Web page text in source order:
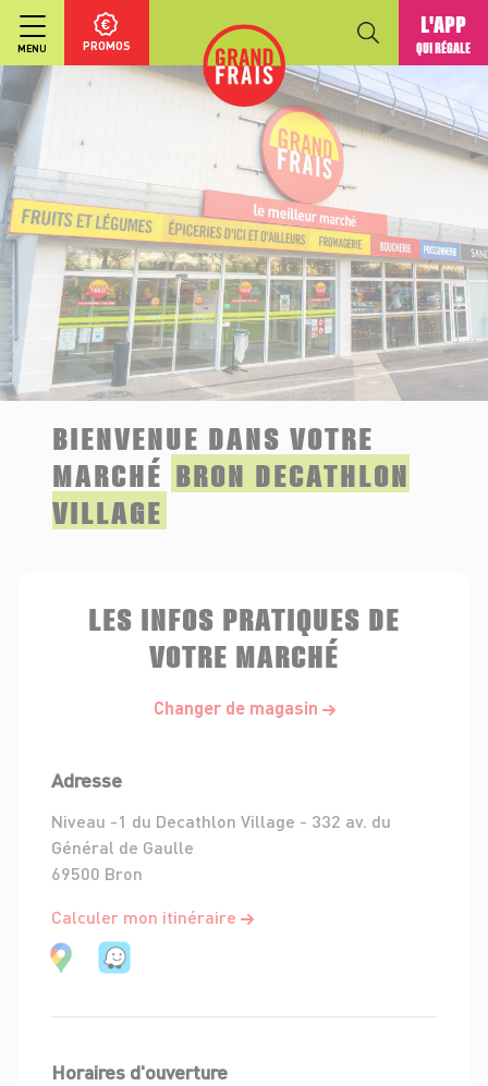
MENU PROMOS
L'APP
QUI RÉGALE
BIENVENUE DANS VOTRE
MARCHÉ BRON DECATHLON
VILLAGE
LES INFOS PRATIQUES DE
VOTRE MARCHÉ
Changer de magasin
Adresse
Niveau -1 du Decathlon Village - 332 av. du
Général de Gaulle
69500 Bron
Calculer mon itinéraire
Horaires d'ouverture